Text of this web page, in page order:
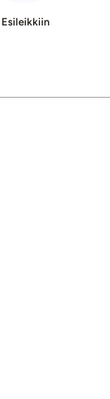
Esileikkiin